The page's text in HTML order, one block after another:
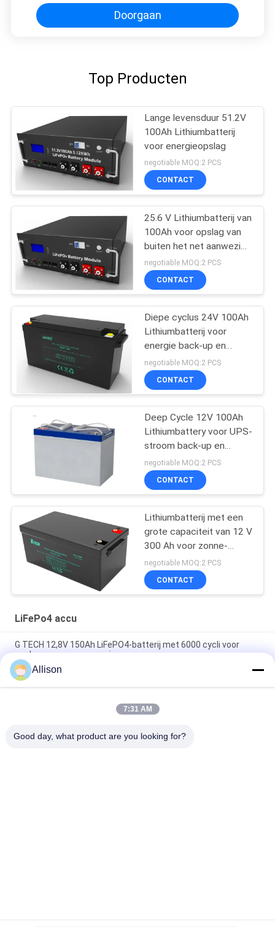
Doorgaan
Top Producten
Lange levensduur 51.2V
100Ah Lithiumbatterij
voor energieopslag
negotiable MOQ:2 PCS
CONTACT
25.6 V Lithiumbatterij van
100Ah voor opslag van
buiten het net aanwezige
zonne-energie
negotiable MOQ:2 PCS
CONTACT
Diepe cyclus 24V 100Ah
Lithiumbatterij voor
energie back-up en
energieopslag
negotiable MOQ:2 PCS
CONTACT
Deep Cycle 12V 100Ah
Lithiumbattery voor UPS-
stroom back-up en
energieopslag
negotiable MOQ:2 PCS
CONTACT
Lithiumbatterij met een
grote capaciteit van 12 V
300 Ah voor zonne-
energie en back-up
negotiable MOQ:2 PCS
CONTACT
LiFePo4 accu
G TECH 12,8V 150Ah LiFePO4-batterij met 6000 cycli voor
opslag van zonne-energie
G TECH 72V 30Ah LiFePO4-batterij met 6000 cycli voor
elektrische fiets en driewieler
G TECH 76.8V 100Ah LiFePO4 batterij met 6000 cycli voor
Allison
7:31 AM
Good day, what product are you looking for?